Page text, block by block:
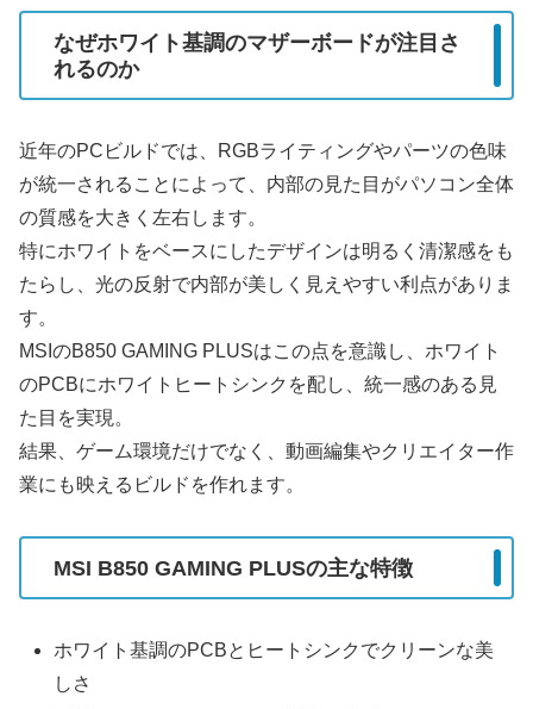
なぜホワイト基調のマザーボードが注目さ
れるのか
近年のPCビルドでは、RGBライティングやパーツの色味
が統一されることによって、内部の見た目がパソコン全体
の質感を大きく左右します。
特にホワイトをベースにしたデザインは明るく清潔感をも
たらし、光の反射で内部が美しく見えやすい利点がありま
す。
MSIのB850 GAMING PLUSはこの点を意識し、ホワイト
のPCBにホワイトヒートシンクを配し、統一感のある見
た目を実現。
結果、ゲーム環境だけでなく、動画編集やクリエイター作
業にも映えるビルドを作れます。
MSI B850 GAMING PLUSの主な特徴
ホワイト基調のPCBとヒートシンクでクリーンな美
しさ